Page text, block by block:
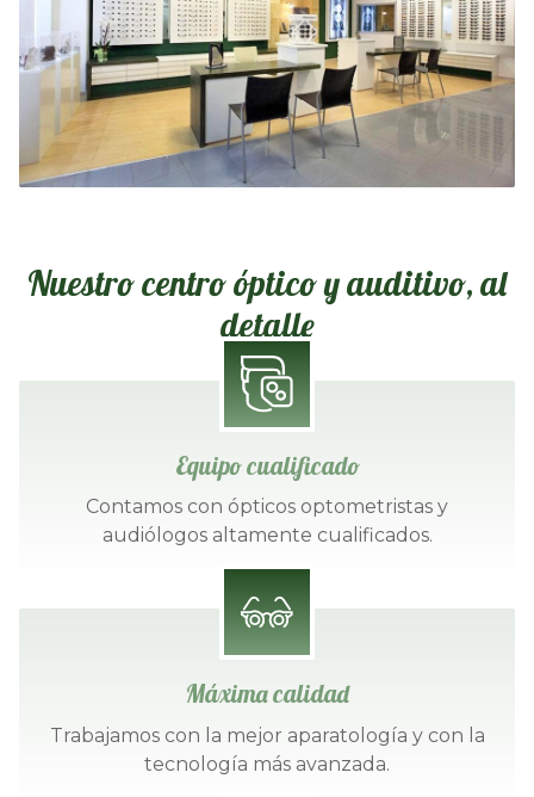
Nuestro centro óptico y auditivo, al
detalle
Equipo cualificado
Contamos con ópticos optometristas y
audiólogos altamente cualificados.
Máxima calidad
Trabajamos con la mejor aparatología y con la
tecnología más avanzada.